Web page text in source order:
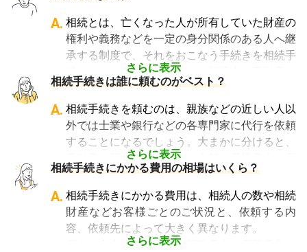
っている行政書士に相続手続きの相談をして
も、期待した結果は得られないでしょう。
また税理士であれば、相続は税理士試験の必修
科目でないことから資格試験を取る時に選択し
ていない人にとっては専門外となります。
よって、相続手続きを専門に行っている士業
や、相続手続きの実績が多数ある士業を選ぶこ
とが、スムーズで間違いのない相続手続きのた
めに非常に重要になります。
相続費用見積ガイドでは、相続手続きに強い経
が可能です。専門家選びでお困りの方は、まず
は 一括見積依頼からお問合せください。
さらに表示
A. 相続とは、亡くなった人が所有していた財産の
権利や義務などを一定の身分関係のある人へ継
承する制度で、それをおこなう手続きを相続手
続きといいます。具体的には預貯金や不動産、
借金なども含めた亡くなった人の財産を配偶者
や子どもなどの相続人に引き継ぐ手続きのこと
です。相続手続きが大変と言われるのは、その
複雑さや手続きの多さにあります。加えて役所
や銀行などに出向くことも多いことから時間も
手間もかかります。専門家に任せればそういっ
た煩わしさを大幅に減らすことができます。
相続手続きは誰に頼むのがベスト？
さらに表示
A. 相続手続きを頼むのは、親族などの近しい人以
外では士業や銀行などの各専門家に代行を依頼
することになるでしょう。大まかに分けると、
不動産に関する相続手続き全般は司法書士、戸
籍謄本の収集、預貯金口座・車などの名義変更
手続きを任せたい場合は行政書士、相続税申告
や節税対策の検討は税理士、相続人の間で争い
やトラブルになっている場合は弁護士というよ
うに状況別に頼むのがベストです。
相続手続きにかかる費用の相場はいくら？
さらに表示
A. 相続手続きにかかる費用は、相続人の数や相続
財産などお客様ごとのご状況と、依頼する内
容、依頼先によって大きく異なります。
例えば参考価格として、行政書士に戸籍収集を